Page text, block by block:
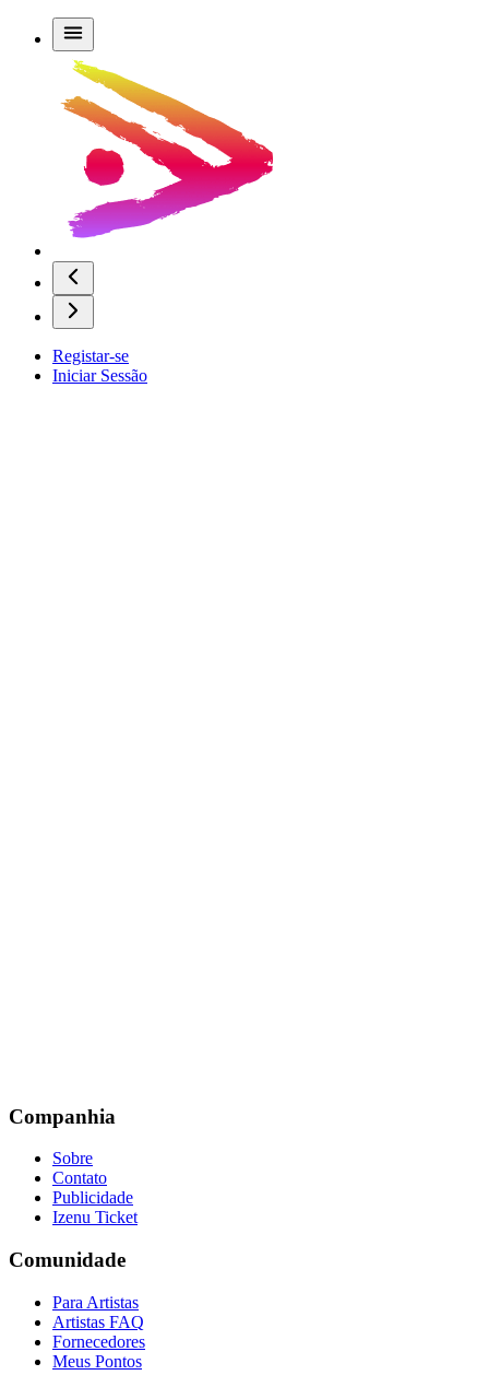
Registar-se
Iniciar Sessão
Companhia
Sobre
Contato
Publicidade
Izenu Ticket
Comunidade
Para Artistas
Artistas FAQ
Fornecedores
Meus Pontos